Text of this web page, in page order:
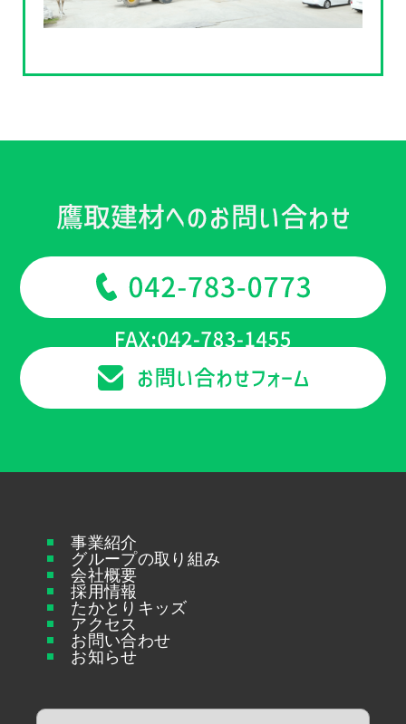
事業紹介
グループの取り組み
会社概要
採用情報
たかとりキッズ
アクセス
お問い合わせ
お知らせ